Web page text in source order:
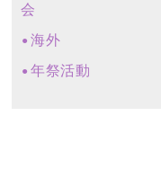
会
海外
年祭活動